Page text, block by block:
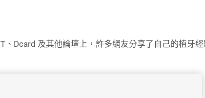
Dcard 及其他論壇上，許多網友分享了自己的植牙